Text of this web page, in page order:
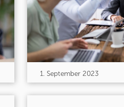
1. September 2023